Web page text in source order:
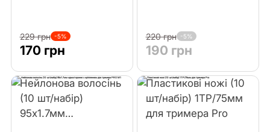
229 грн -5%
170 грн
220 грн -5%
190 грн
Нейлонова волосінь
(10 шт/набір)
95х1.7мм
Пластикові ножі (10
шт/набір) 1TP/75мм
для тримера Pro